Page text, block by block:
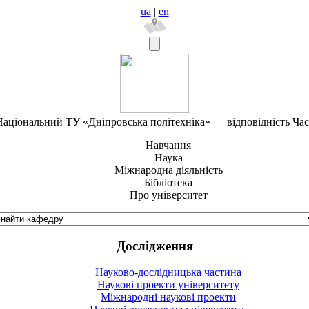
ua | en
ТУ «Дніпровська політехніка» — відповідність
Навчання
Наука
Міжнародна діяльність
Бібліотека
Про університет
Дослідження
Науково-дослідницька частина
Наукові проекти університету
Міжнародні наукові проекти